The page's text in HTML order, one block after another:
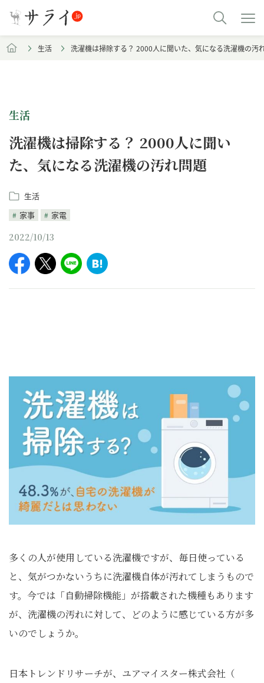
生活 洗濯機は掃除する？ 2000人に聞いた、気になる洗濯機の汚
生活
洗濯機は掃除する？ 2000人に聞い
た、気になる洗濯機の汚れ問題
生活
家事
家電
2022/10/13
多くの人が使用している洗濯機ですが、毎日使っている
と、気がつかないうちに洗濯機自体が汚れてしまうもので
す。今では「自動掃除機能」が搭載された機種もあります
が、洗濯機の汚れに対して、どのように感じている方が多
いのでしょうか。
日本トレンドリサーチが、ユアマイスター株式会社（